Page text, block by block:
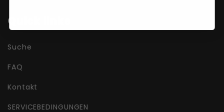
Quick links
Suche
FAQ
Kontakt
SERVICEBEDINGUNGEN